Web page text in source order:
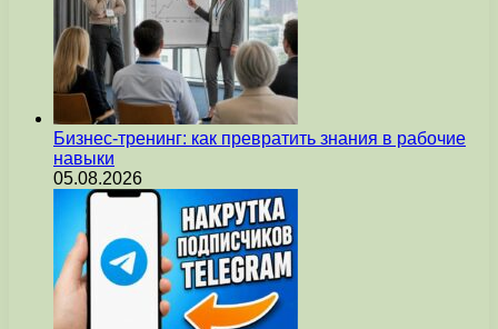
Бизнес-тренинг: как превратить знания в рабочие
навыки
05.08.2026